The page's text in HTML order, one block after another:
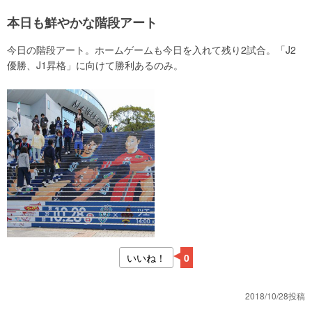
本日も鮮やかな階段アート
今日の階段アート。ホームゲームも今日を入れて残り2試合。「J2
優勝、J1昇格」に向けて勝利あるのみ。
いいね！ 0
2018/10/28投稿